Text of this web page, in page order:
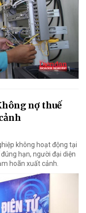
nợ thuế
không hoạt động tại
hạn, người đại diện
hoãn xuất cảnh.